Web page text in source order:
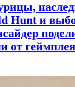
Hunt и
от